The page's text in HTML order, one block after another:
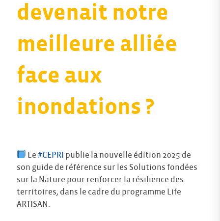
devenait notre
meilleure alliée
face aux
inondations ?
Le#CEPRI publie la nouvelle édition 2025 de
son guide de référence sur les Solutions fondées
sur la Nature pour renforcer la résilience des
territoires, dans le cadre du programme Life
ARTISAN.